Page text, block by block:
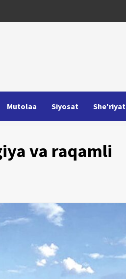
Mutolaa Siyosat She'riyat
va raqamli